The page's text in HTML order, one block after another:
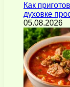
Как
духовке
05.08.2026